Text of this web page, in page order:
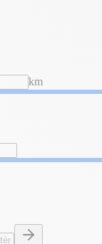
km